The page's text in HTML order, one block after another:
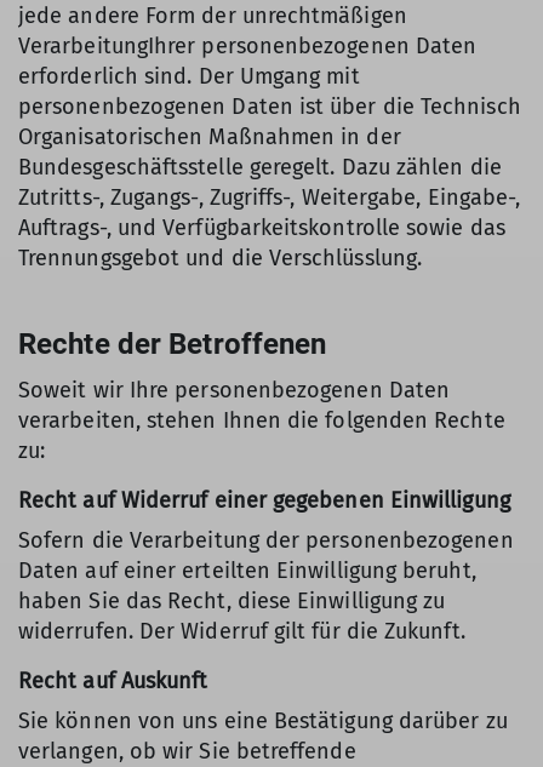
jede andere Form der unrechtmäßigen
VerarbeitungIhrer personenbezogenen Daten
erforderlich sind. Der Umgang mit
personenbezogenen Daten ist über die Technisch
Organisatorischen Maßnahmen in der
Bundesgeschäftsstelle geregelt. Dazu zählen die
Zutritts-, Zugangs-, Zugriffs-, Weitergabe, Eingabe-,
Auftrags-, und Verfügbarkeitskontrolle sowie das
Trennungsgebot und die Verschlüsslung.
Rechte der Betroffenen
Soweit wir Ihre personenbezogenen Daten
verarbeiten, stehen Ihnen die folgenden Rechte
zu:
Recht auf Widerruf einer gegebenen Einwilligung
Sofern die Verarbeitung der personenbezogenen
Daten auf einer erteilten Einwilligung beruht,
haben Sie das Recht, diese Einwilligung zu
widerrufen. Der Widerruf gilt für die Zukunft.
Recht auf Auskunft
Sie können von uns eine Bestätigung darüber zu
verlangen, ob wir Sie betreffende